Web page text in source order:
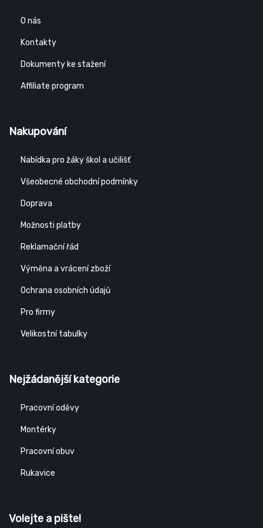
O nás
Kontakty
Dokumenty ke stažení
Affiliate program
Nakupování
Nabídka pro žáky škol a učilišť
Všeobecné obchodní podmínky
Doprava
Možnosti platby
Reklamační řád
Výměna a vrácení zboží
Ochrana osobních údajů
Pro firmy
Velikostní tabulky
Nejžádanější kategorie
Pracovní oděvy
Montérky
Pracovní obuv
Rukavice
Volejte a pište!